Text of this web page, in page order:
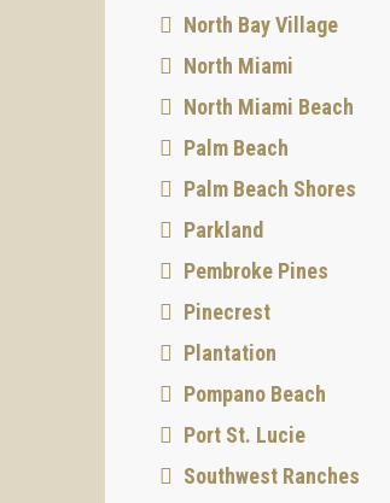
North Bay Village
North Miami
North Miami Beach
Palm Beach
Palm Beach Shores
Parkland
Pembroke Pines
Pinecrest
Plantation
Pompano Beach
Port St. Lucie
Southwest Ranches